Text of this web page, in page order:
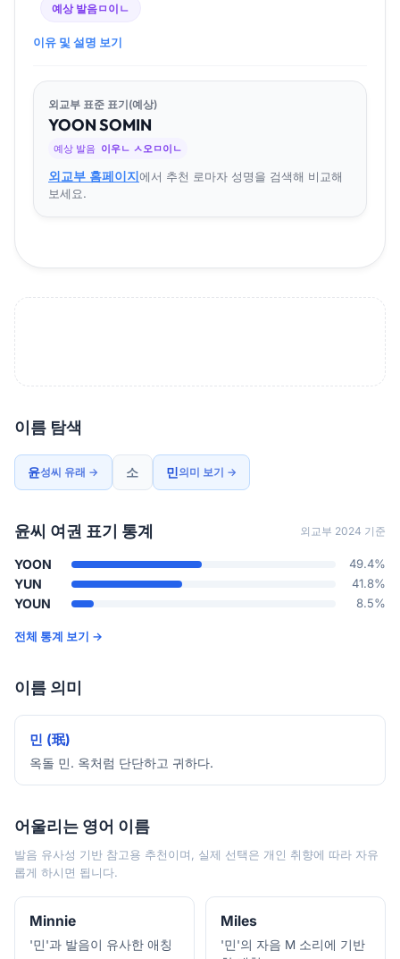
예상 발음ㅁ이ㄴ
이유 및 설명 보기
외교부 표준 표기(예상)
YOONSOMIN
예상 발음 이우ㄴ ㅅ오ㅁ이ㄴ
외교부 홈페이지에서 추천 로마자 성명을 검색해 비교해
보세요.
이름 탐색
윤성씨 유래 → 소 민의미 보기 →
윤씨 여권 표기 통계 외교부 2024 기준
YOON 49.4%
YUN 41.8%
YOUN 8.5%
전체 통계 보기 →
이름 의미
민 (珉)
옥돌 민. 옥처럼 단단하고 귀하다.
어울리는 영어 이름
발음 유사성 기반 참고용 추천이며, 실제 선택은 개인 취향에 따라 자유
롭게 하시면 됩니다.
Minnie
'민'과 발음이 유사한 애칭
Miles
'민'의 자음 M 소리에 기반